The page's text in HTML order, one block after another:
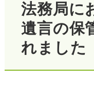
法務局に
遺言の保
れました